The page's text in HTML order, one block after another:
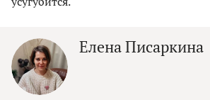
Елена Писаркина